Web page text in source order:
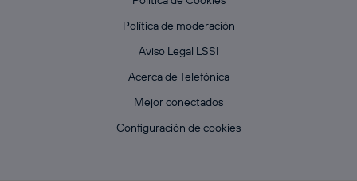
Política de moderación
Aviso Legal LSSI
Acerca de Telefónica
Mejor conectados
Configuración de cookies